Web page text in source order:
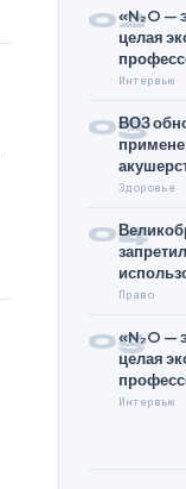
02«N₂O —
целая
Интервью
03
ВОЗ
Здоровье
04
Право
05«N₂O —
целая
Интервью